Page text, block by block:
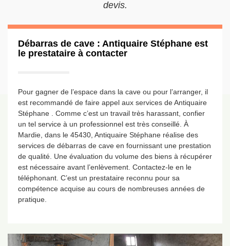
devis.
Débarras de cave : Antiquaire Stéphane est
le prestataire à contacter
Pour gagner de l’espace dans la cave ou pour l’arranger, il
est recommandé de faire appel aux services de Antiquaire
Stéphane . Comme c’est un travail très harassant, confier
un tel service à un professionnel est très conseillé. À
Mardie, dans le 45430, Antiquaire Stéphane réalise des
services de débarras de cave en fournissant une prestation
de qualité. Une évaluation du volume des biens à récupérer
est nécessaire avant l’enlèvement. Contactez-le en le
téléphonant. C’est un prestataire reconnu pour sa
compétence acquise au cours de nombreuses années de
pratique.